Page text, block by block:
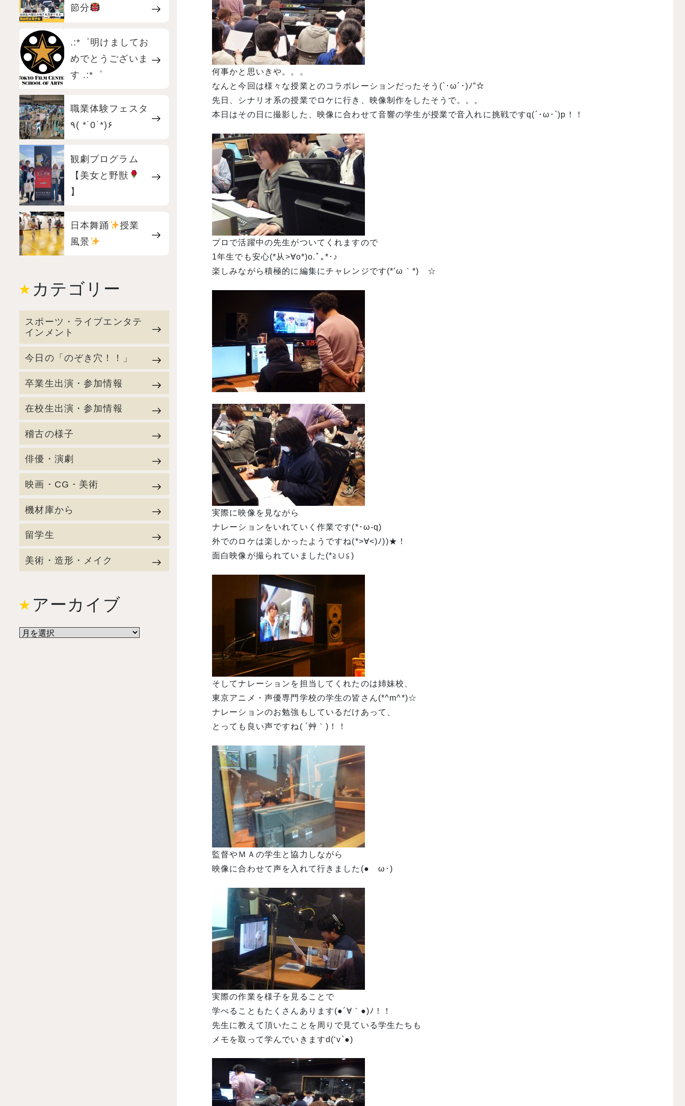
何事かと思いきや。。。
なんと今回は様々な授業とのコラボレーションだったそう(`･ω´･)ﾉ”☆
先日、シナリオ系の授業でロケに行き、映像制作をしたそうで。。。
本日はその日に撮影した、映像に合わせて音響の学生が授業で音入れに挑戦ですq(´･ω･`)p！！
プロで活躍中の先生がついてくれますので
1年生でも安心(*从>∀o*)o.ﾟ｡*･♪
楽しみながら積極的に編集にチャレンジです(*’ω｀*)ゞ☆
実際に映像を見ながら
ナレーションをいれていく作業です(*･ω-q)
外でのロケは楽しかったようですね(*>∀<)ﾉ))★！
面白映像が撮られていました(*≧∪≦)
そしてナレーションを担当してくれたのは姉妹校、
東京アニメ・声優専門学校の学生の皆さん(*^m^*)☆
ナレーションのお勉強もしているだけあって、
とっても良い声ですね( ´艸｀)！！
監督やＭＡの学生と協力しながら
映像に合わせて声を入れて行きました(●ゝω･)
実際の作業を様子を見ることで
学べることもたくさんあります(●´∀｀●)ﾉ！！
先生に教えて頂いたことを周りで見ている学生たちも
メモを取って学んでいきますd(‘v`●)
節分
.:*゜明けましてお
めでとうございま
す .:*゜
職業体験フェスタ
٩( *˙0˙*)۶
観劇プログラム
【美女と野獣
】
日本舞踊
授業
風景
カテゴリー
スポーツ・ライブエンタテ
インメント
今日の「のぞき穴！！」
卒業生出演・参加情報
在校生出演・参加情報
稽古の様子
俳優・演劇
映画・CG・美術
機材庫から
留学生
美術・造形・メイク
アーカイブ